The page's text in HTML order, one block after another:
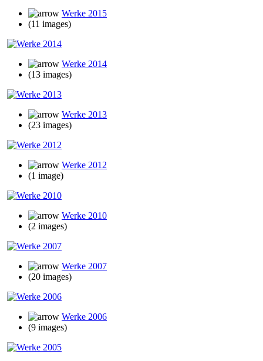
Werke 2015
(11 images)
Werke 2014
(13 images)
Werke 2013
(23 images)
Werke 2012
(1 image)
Werke 2010
(2 images)
Werke 2007
(20 images)
Werke 2006
(9 images)